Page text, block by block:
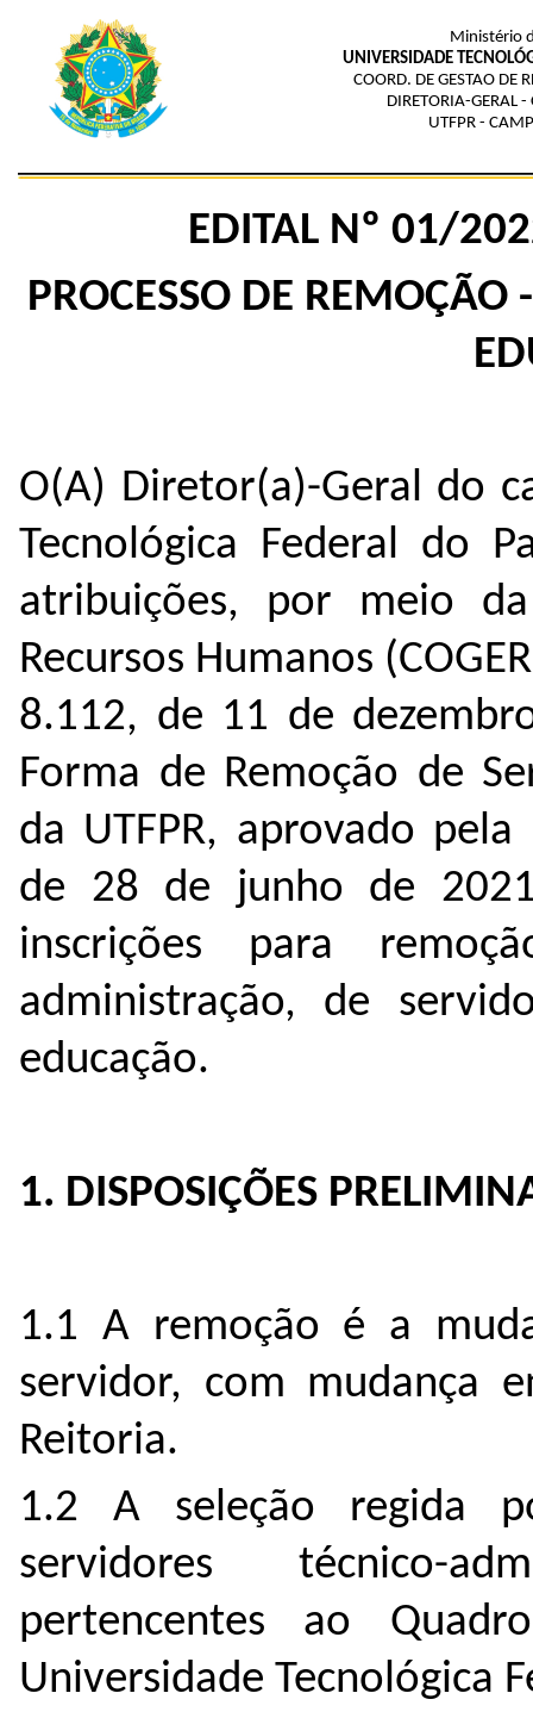
Ministério
UNIVERSIDADE
COORD. DE GESTAO DE
DIRETORIA-GERAL
UTFPR -
EDITAL Nº 01/
PROCESSO DE
O(A) Diretor(a)-Geral do
Tecnológica Federal do
atribuições, por meio
Recursos Humanos
8.112, de 11 de
Forma de Remoção de
da UTFPR, aprovado pela
de 28 de junho de
inscrições para
administração, de
educação.
1. DISPOSIÇÕES
1.1 A remoção é a
servidor, com mudança
Reitoria.
1.2 A seleção regida
servidores técnico-
pertencentes ao
Universidade Tecnológica